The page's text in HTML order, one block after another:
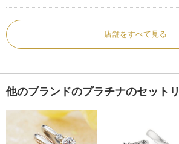
店舗をすべて見る
他のブランドのプラチナのセット